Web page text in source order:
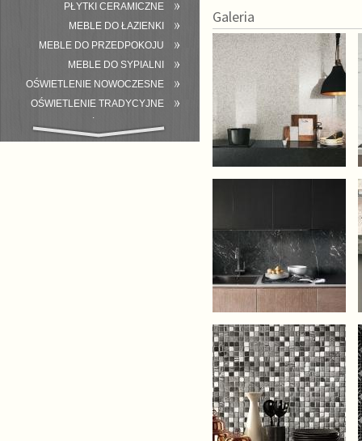
PŁYTKI CERAMICZNE
MEBLE DO ŁAZIENKI
MEBLE DO PRZEDPOKOJU
MEBLE DO SYPIALNI
OŚWIETLENIE NOWOCZESNE
OŚWIETLENIE TRADYCYJNE
Galeria